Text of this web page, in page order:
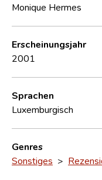
Monique Hermes
Erscheinungsjahr
2001
Sprachen
Luxemburgisch
Genres
Sonstiges >